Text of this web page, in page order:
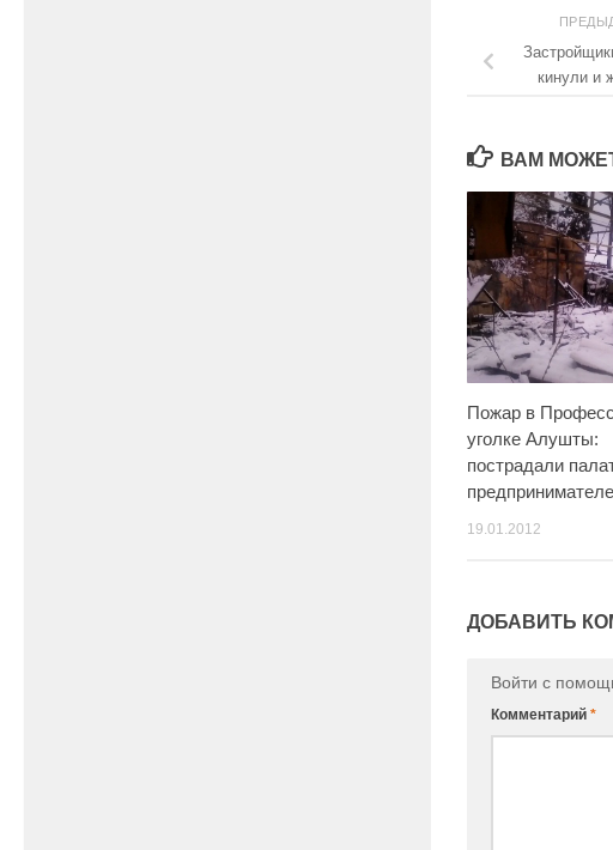
кинули и
ВАМ
Пожар в
уголке Алушты:
пострадали
19.01.2012
ДОБАВИТЬ
Войти с
Комментарий *